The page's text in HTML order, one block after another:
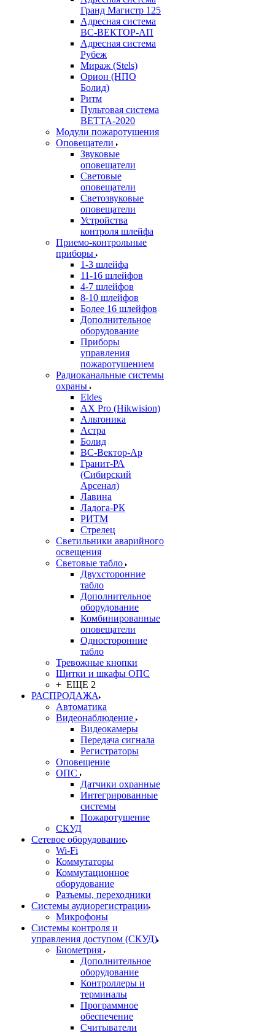
Гранд Магистр 125
Адресная система
ВС-ВЕКТОР-АП
Адресная система
Рубеж
Мираж (Stels)
Орион (НПО
Болид)
Ритм
Пультовая система
ВЕТТА-2020
Модули пожаротушения
Оповещатели
Звуковые
оповещатели
Световые
оповещатели
Светозвуковые
оповещатели
Устройства
контроля шлейфа
Приемо-контрольные
приборы
1-3 шлейфа
11-16 шлейфов
4-7 шлейфов
8-10 шлейфов
Более 16 шлейфов
Дополнительное
оборудование
Приборы
управления
пожаротушением
Радиоканальные системы
охраны
Eldes
AX Pro (Hikwision)
Альтоника
Астра
Болид
ВС-Вектор-Ар
Гранит-РА
(Сибирский
Арсенал)
Лавина
Ладога-РК
РИТМ
Стрелец
Светильники аварийного
освещения
Световые табло
Двухсторонние
табло
Дополнительное
оборудование
Комбинированные
оповещатели
Односторонние
табло
Тревожные кнопки
Щитки и шкафы ОПС
+ ЕЩЕ 2
РАСПРОДАЖА
Автоматика
Видеонаблюдение
Видеокамеры
Передача сигнала
Регистраторы
Оповещение
ОПС
Датчики охранные
Интегрированные
системы
Пожаротушение
СКУД
Сетевое оборудование
Wi-Fi
Коммутаторы
Коммутационное
оборудование
Разъемы, переходники
Системы аудиорегистрации
Микрофоны
Системы контроля и
управления доступом (СКУД)
Биометрия
Дополнительное
оборудование
Контроллеры и
терминалы
Программное
обеспечение
Считыватели